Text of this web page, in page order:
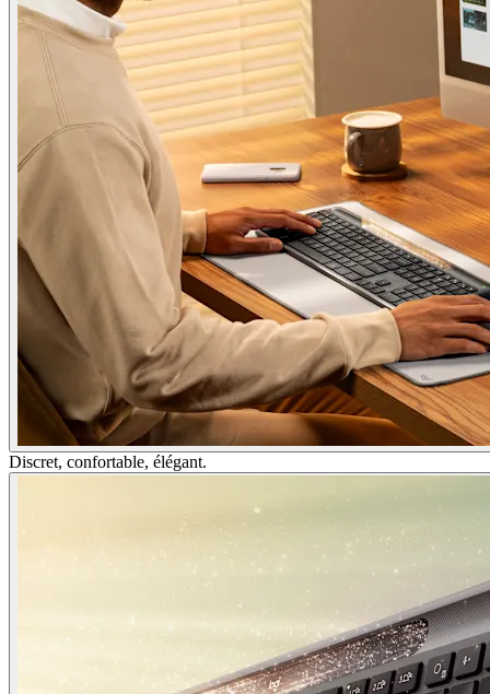
Discret, confortable, élégant.